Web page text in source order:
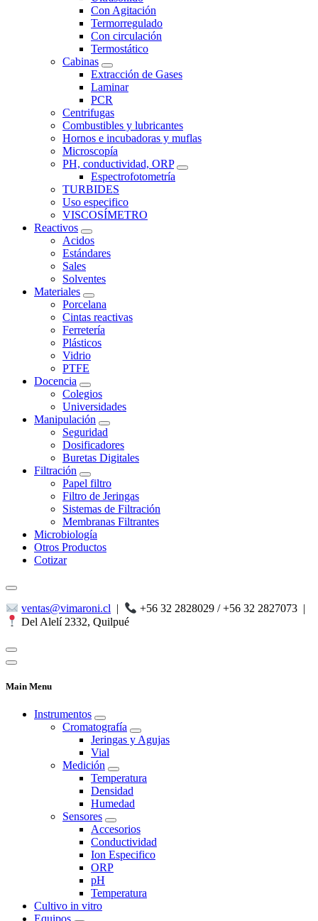
Con Agitación
Termorregulado
Con circulación
Termostático
Cabinas
Extracción de Gases
Laminar
PCR
Centrifugas
Combustibles y lubricantes
Hornos e incubadoras y muflas
Microscopía
PH, conductividad, ORP
Espectrofotometría
TURBIDES
Uso especifico
VISCOSÍMETRO
Reactivos
Acidos
Estándares
Sales
Solventes
Materiales
Porcelana
Cintas reactivas
Ferretería
Plásticos
Vidrio
PTFE
Docencia
Colegios
Universidades
Manipulación
Seguridad
Dosificadores
Buretas Digitales
Filtración
Papel filtro
Filtro de Jeringas
Sistemas de Filtración
Membranas Filtrantes
Microbiología
Otros Productos
Cotizar
ventas@vimaroni.cl | +56 32 2828029 / +56 32 2827073 |
Del Alelí 2332, Quilpué
Main Menu
Instrumentos
Cromatografía
Jeringas y Agujas
Vial
Medición
Temperatura
Densidad
Humedad
Sensores
Accesorios
Conductividad
Ion Especifico
ORP
pH
Temperatura
Cultivo in vitro
Equipos